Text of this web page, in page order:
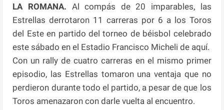
LA ROMANA. Al compás de 20 imparables, las
Estrellas derrotaron 11 carreras por 6 a los Toros
del Este en partido del torneo de béisbol celebrado
este sábado en el Estadio Francisco Micheli de aquí.
Con un rally de cuatro carreras en el mismo primer
episodio, las Estrellas tomaron una ventaja que no
perdieron durante todo el partido, a pesar de que los
Toros amenazaron con darle vuelta al encuentro.